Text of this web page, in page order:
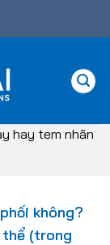
hay tem nhãn
không?
(trong